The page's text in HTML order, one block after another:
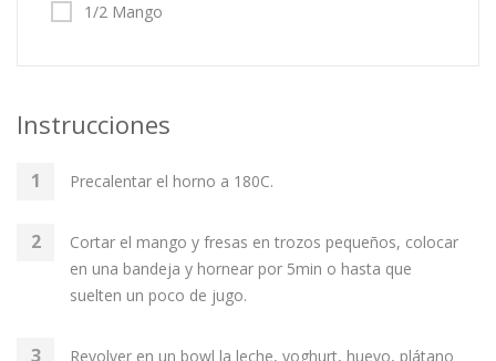
1/2 Mango
Instrucciones
Precalentar el horno a 180C.
Cortar el mango y fresas en trozos pequeños, colocar
en una bandeja y hornear por 5min o hasta que
suelten un poco de jugo.
Revolver en un bowl la leche, yoghurt, huevo, plátano